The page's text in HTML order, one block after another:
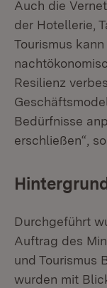
Auch die
der Hotellerie,
Tourismus
Resilienz
Bedürfnisse
erschließen“,
Durchgeführt
Auftrag des
und Tourismus
wurden mit